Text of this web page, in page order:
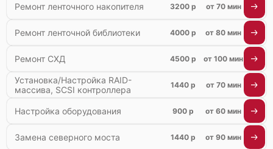
Ремонт ленточного накопителя 3200 р от 70 мин
Ремонт ленточной библиотеки 4000 р от 80 мин
Ремонт СХД 4500 р от 100 мин
Установка/Настройка RAID-
массива, SCSI контроллера
1440 р от 70 мин
Настройка оборудования 900 р от 60 мин
Замена северного моста 1440 р от 90 мин